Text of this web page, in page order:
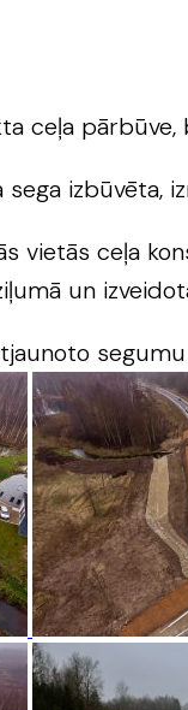
ceļa
izbūvēta,
vietās ceļa
un